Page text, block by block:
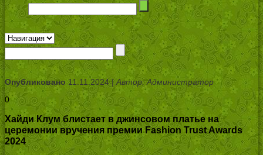
Опубликовано11.11.2024 |Автор: Администратор
0
Хайди Клум блистает в джинсовом платье на
церемонии вручения премии Fashion Trust Awards
2024